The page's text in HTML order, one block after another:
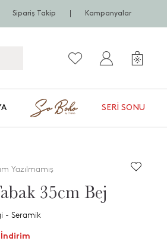
Sipariş Takip Kampanyalar
SERI SONU
Yazılmamış
35cm Bej
- Seramik
İndirim